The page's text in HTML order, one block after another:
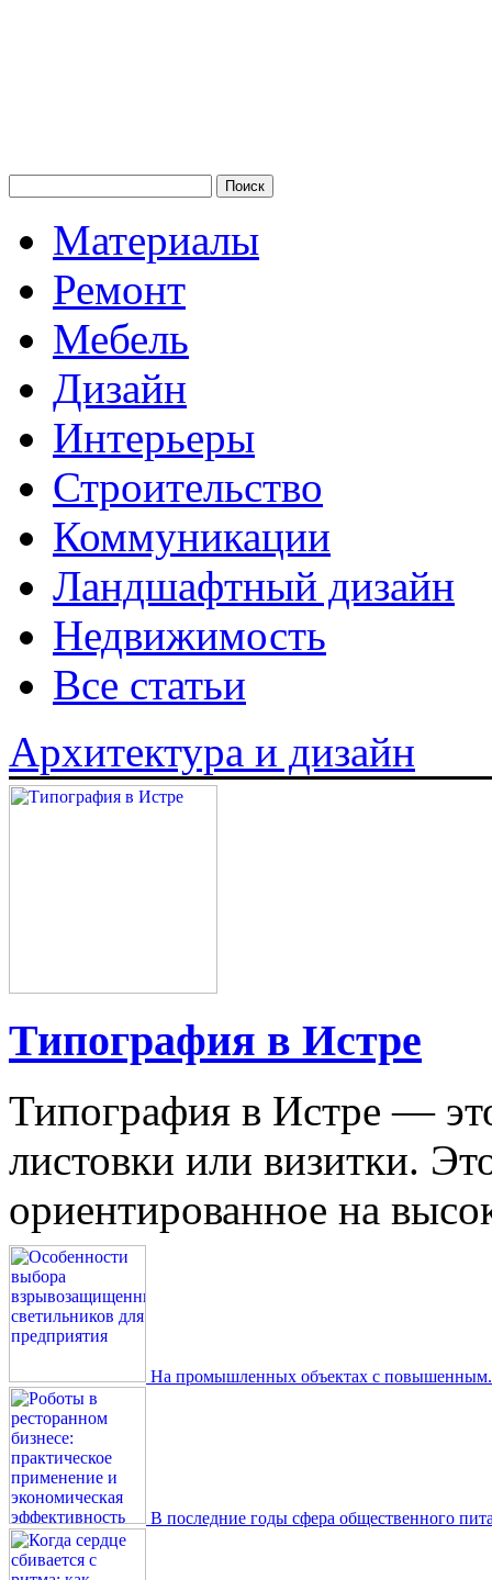
Материалы
Ремонт
Мебель
Дизайн
Интерьеры
Строительство
Коммуникации
Ландшафтный дизайн
Недвижимость
Все статьи
Архитектура и дизайн
Типография в Истре
Типография в Истре —
листовки или визитки.
ориентированное на
На промышленных объектах с
В последние годы сфера общественного